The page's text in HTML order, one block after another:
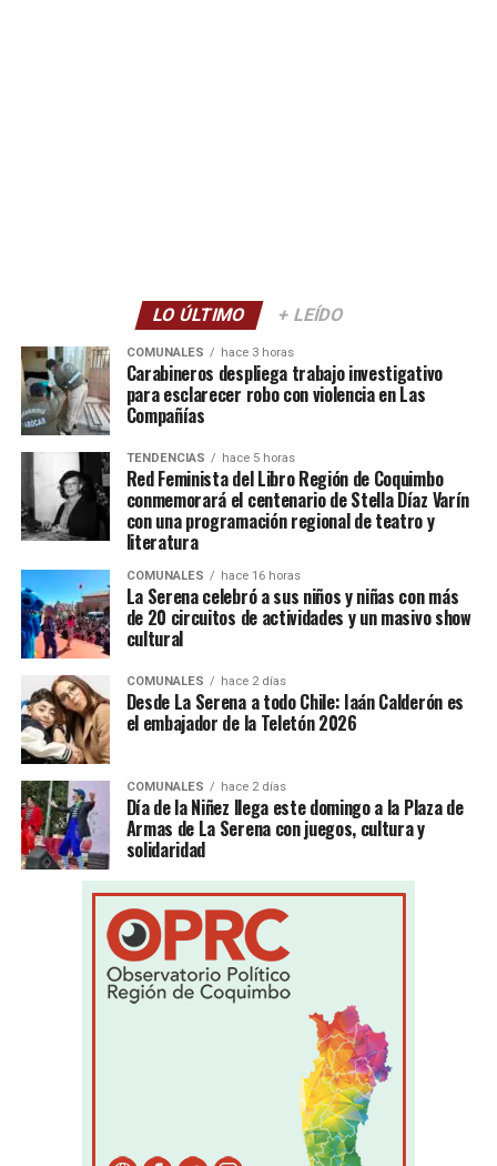
LO ÚLTIMO + LEÍDO
COMUNALES hace 3 horas
Carabineros despliega trabajo investigativo
para esclarecer robo con violencia en Las
Compañías
TENDENCIAS hace 5 horas
Red Feminista del Libro Región de Coquimbo
conmemorará el centenario de Stella Díaz Varín
con una programación regional de teatro y
literatura
COMUNALES hace 16 horas
La Serena celebró a sus niños y niñas con más
de 20 circuitos de actividades y un masivo show
cultural
COMUNALES hace 2 días
Desde La Serena a todo Chile: Iaán Calderón es
el embajador de la Teletón 2026
COMUNALES hace 2 días
Día de la Niñez llega este domingo a la Plaza de
Armas de La Serena con juegos, cultura y
solidaridad